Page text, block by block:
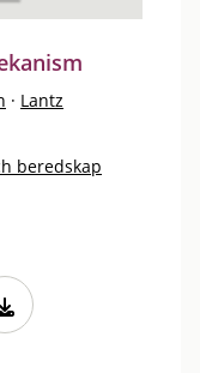
· Lantz
beredskap